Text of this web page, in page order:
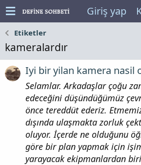
Giriş yap
Etiketler
kameralardır
Iyi bir yilan kamera nasil
Selamlar. Arkadaşlar çoğu
edeceğini düşündüğümüz
önce tereddüt ederiz.
dışında ulaşmakta zorluk
oluyor. İçerde ne olduğunu
göre bir plan yapmak için
yarayacak ekipmanlardan